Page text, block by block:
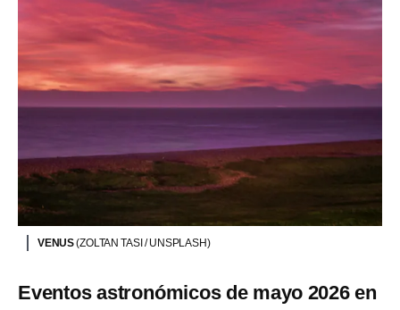
VENUS(ZOLTAN TASI / UNSPLASH)
Eventos astronómicos de mayo 2026 en